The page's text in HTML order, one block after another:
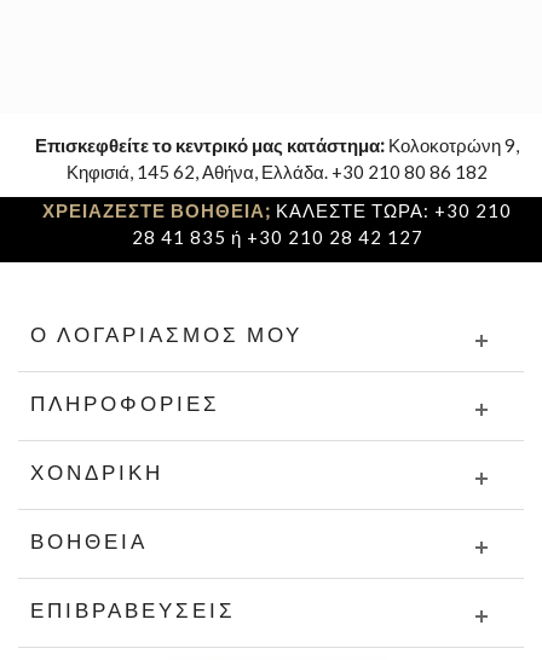
Επισκεφθείτε το κεντρικό μας κατάστημα: Κολοκοτρώνη 9,
Κηφισιά, 145 62, Αθήνα, Ελλάδα. +30 210 80 86 182
ΧΡΕΙΑΖΕΣΤΕ ΒΟΗΘΕΙΑ; ΚΑΛΕΣΤΕ ΤΩΡΑ: +30 210
28 41 835 ή +30 210 28 42 127
Ο ΛΟΓΑΡΙΑΣΜΌΣ ΜΟΥ
ΠΛΗΡΟΦΟΡΊΕΣ
ΧΟΝΔΡΙΚΉ
ΒΟΉΘΕΙΑ
ΕΠΙΒΡΑΒΕΎΣΕΙΣ